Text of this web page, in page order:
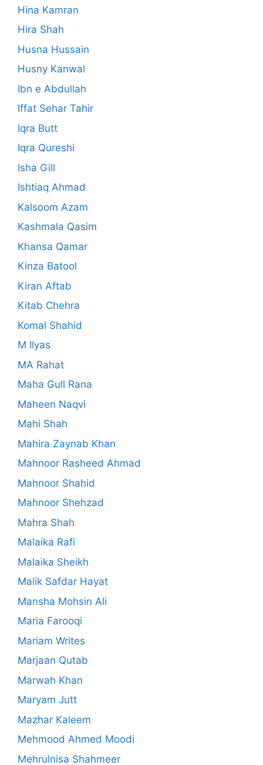
Hina Kamran
Hira Shah
Husna Hussain
Husny Kanwal
Ibn e Abdullah
Iffat Sehar Tahir
Iqra Butt
Iqra Qureshi
Isha Gill
Ishtiaq Ahmad
Kalsoom Azam
Kashmala Qasim
Khansa Qamar
Kinza Batool
Kiran Aftab
Kitab Chehra
Komal Shahid
M Ilyas
MA Rahat
Maha Gull Rana
Maheen Naqvi
Mahi Shah
Mahira Zaynab Khan
Mahnoor Rasheed Ahmad
Mahnoor Shahid
Mahnoor Shehzad
Mahra Shah
Malaika Rafi
Malaika Sheikh
Malik Safdar Hayat
Mansha Mohsin Ali
Maria Farooqi
Mariam Writes
Marjaan Qutab
Marwah Khan
Maryam Jutt
Mazhar Kaleem
Mehmood Ahmed Moodi
Mehrulnisa Shahmeer